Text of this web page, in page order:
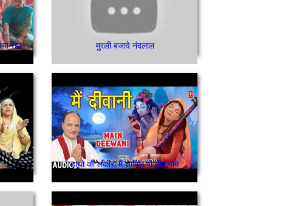
नी ओ तेरा की लगदा जेडा़ पर्दे च लुक्केया रैहन्दा/ਨੀ ਓਹ ਤੇਰਾ ਕੀ ਲੱਗਦਾ मुरली बजावे नंदलाल
हाथो की लकीरो में शामिल पी तेरा नाम